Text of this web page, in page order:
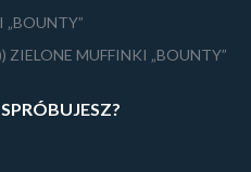
„BOUNTY”
ZIELONE MUFFINKI „BOUNTY”